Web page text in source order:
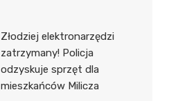
Złodziej elektronarzędzi
zatrzymany! Policja
odzyskuje sprzęt dla
mieszkańców Milicza